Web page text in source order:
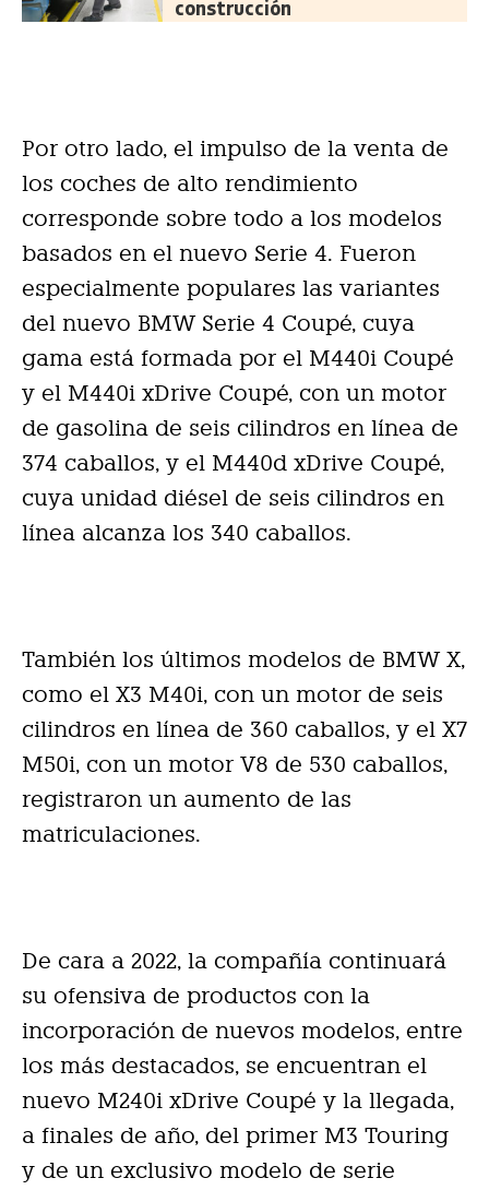
construcción
Por otro lado, el impulso de la venta de
los coches de alto rendimiento
corresponde sobre todo a los modelos
basados en el nuevo Serie 4. Fueron
especialmente populares las variantes
del nuevo BMW Serie 4 Coupé, cuya
gama está formada por el M440i Coupé
y el M440i xDrive Coupé, con un motor
de gasolina de seis cilindros en línea de
374 caballos, y el M440d xDrive Coupé,
cuya unidad diésel de seis cilindros en
línea alcanza los 340 caballos.
También los últimos modelos de BMW X,
como el X3 M40i, con un motor de seis
cilindros en línea de 360 caballos, y el X7
M50i, con un motor V8 de 530 caballos,
registraron un aumento de las
matriculaciones.
De cara a 2022, la compañía continuará
su ofensiva de productos con la
incorporación de nuevos modelos, entre
los más destacados, se encuentran el
nuevo M240i xDrive Coupé y la llegada,
a finales de año, del primer M3 Touring
y de un exclusivo modelo de serie